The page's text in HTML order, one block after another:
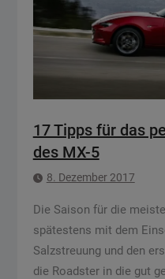
17 Tipps für das
des MX-5
8. Dezember 2017
Die Saison für die
spätestens mit dem
Salzstreuung und den
die Roadster in die gut